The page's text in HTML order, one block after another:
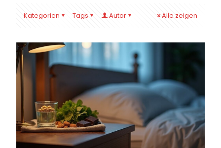
Kategorien Tags Autor Alle zeigen